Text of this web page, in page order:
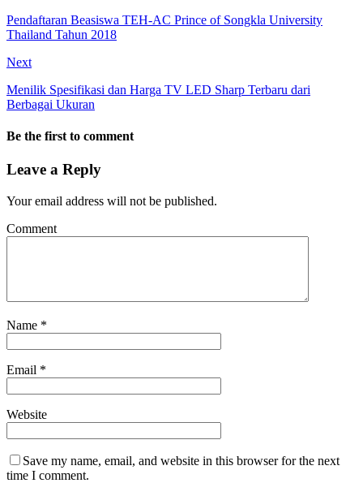
Pendaftaran Beasiswa TEH-AC Prince of Songkla University
Thailand Tahun 2018
Next
Menilik Spesifikasi dan Harga TV LED Sharp Terbaru dari
Berbagai Ukuran
Be the first to comment
Leave a Reply
Your email address will not be published.
Comment
Name *
Email *
Website
Save my name, email, and website in this browser for the next
time I comment.